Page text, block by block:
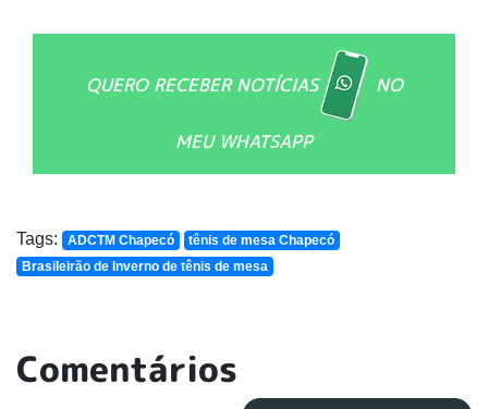
QUERO RECEBER NOTÍCIAS NO
MEU WHATSAPP
Tags: ADCTM Chapecó
tênis de mesa Chapecó
Brasileirão de Inverno de tênis de mesa
Comentários